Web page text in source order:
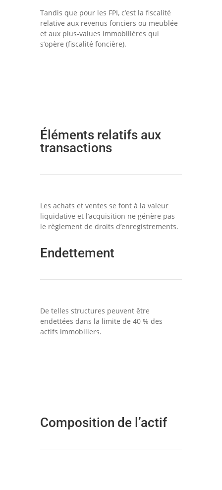
Tandis que pour les FPI, c’est la fiscalité
relative aux revenus fonciers ou meublée
et aux plus-values immobilières qui
s’opère (fiscalité foncière).
Éléments relatifs aux
transactions
Les achats et ventes se font à la valeur
liquidative et l’acquisition ne génère pas
le règlement de droits d’enregistrements.
Endettement
De telles structures peuvent être
endettées dans la limite de 40 % des
actifs immobiliers.
Composition de l’actif